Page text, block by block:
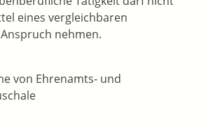
eines vergleichbaren
nehmen.
von Ehrenamts- und